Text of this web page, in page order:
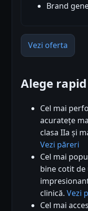
Brand
Vezi oferta
Alege rapid
Cel mai
acuratețe
clasa IIa și
Vezi păreri
Cel mai
bine cotit
clinică. Vezi
Cel mai